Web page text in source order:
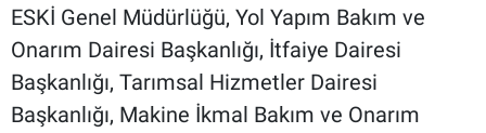
ESKİ Genel Müdürlüğü, Yol Yapım Bakım ve
Onarım Dairesi Başkanlığı, İtfaiye Dairesi
Başkanlığı, Tarımsal Hizmetler Dairesi
Başkanlığı, Makine İkmal Bakım ve Onarım